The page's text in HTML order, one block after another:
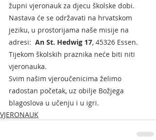
župni vjeronauk za djecu školske dobi.
Nastava će se održavati na hrvatskom
jeziku, u prostorijama naše misije na
adresi: An St. Hedwig 17, 45326 Essen.
Tijekom školskih praznika neće biti niti
vjeronauka.
Svim našim vjeroučenicima želimo
radostan početak, uz obilje Božjega
blagoslova u učenju i u igri.
VJERONAUK